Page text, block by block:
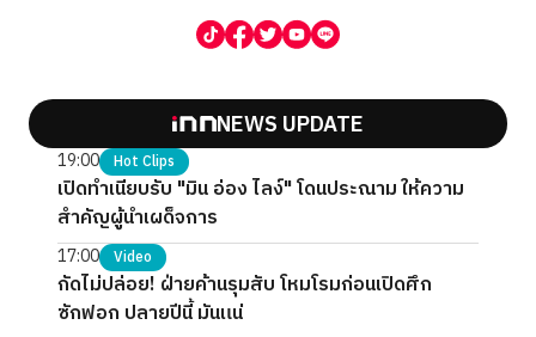
NEWS UPDATE
19:00 Hot Clips
เปิดทำเนียบรับ "มิน อ่อง ไลง์" โดนประณาม ให้ความ
สำคัญผู้นำเผด็จการ
17:00 Video
กัดไม่ปล่อย! ฝ่ายค้านรุมสับ โหมโรมก่อนเปิดศึก
ซักฟอก ปลายปีนี้ มันแน่